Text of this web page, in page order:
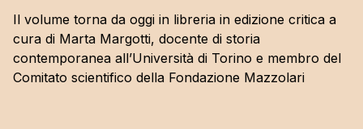
Il volume torna da oggi in libreria in edizione critica a
cura di Marta Margotti, docente di storia
contemporanea all’Università di Torino e membro del
Comitato scientifico della Fondazione Mazzolari